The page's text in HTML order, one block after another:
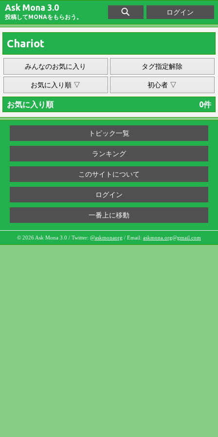
Ask Mona 3.0
投稿してMONAをもらおう。
ログイン
Chariot
みんなのお気に入り タグ指定解除
お気に入り順 ▽ 初心者 ▽
お気に入り順 0件
トピック一覧
ランキング
このサイトについて
ログイン
一番上に移動
© 2026 Ask Mona 3.0 / Twitter: @askmonaorg / Email: askmona.org@gmail.com